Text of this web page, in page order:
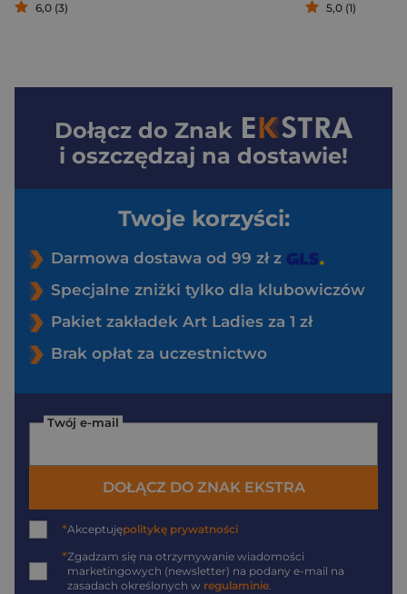
6,0 (3) 5,0 (1)
Dołącz do Znak
i oszczędzaj na dostawie!
Twoje korzyści:
Darmowa dostawa od 99 zł z
Specjalne zniżki tylko dla klubowiczów
Pakiet zakładek Art Ladies za 1 zł
Brak opłat za uczestnictwo
Twój e-mail
DOŁĄCZ DO ZNAK EKSTRA
*Akceptujępolitykę prywatności
*Zgadzam się na otrzymywanie wiadomości
marketingowych (newsletter) na podany e-mail na
zasadach określonych w regulaminie.